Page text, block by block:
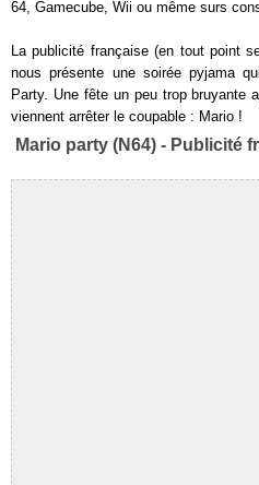
64, Gamecube, Wii ou même surs
La publicité française (en tout point
nous présente une soirée pyjama
Party. Une fête un peu trop bruyante
viennent arrêter le coupable : Mario !
Mario party (N64) - Publicité